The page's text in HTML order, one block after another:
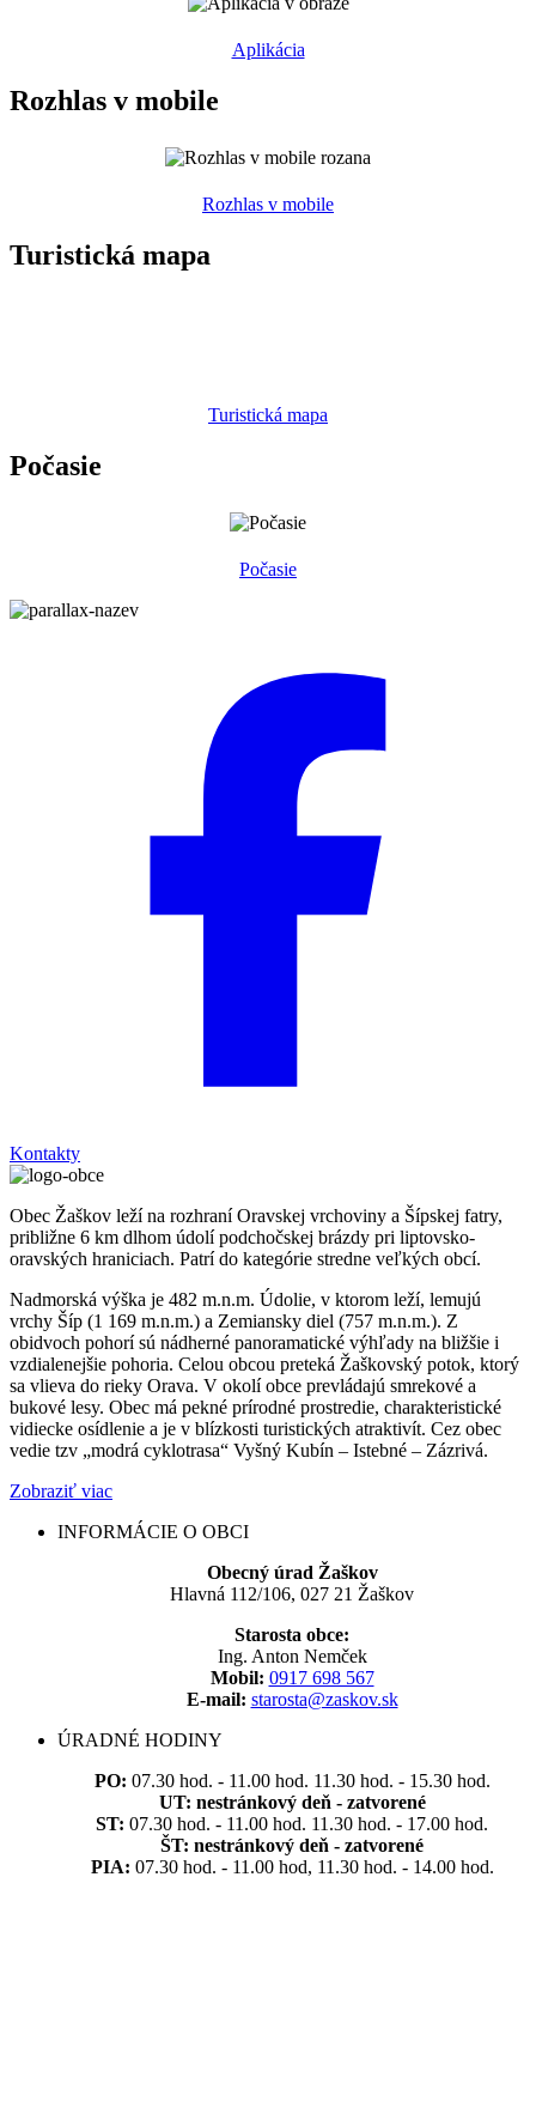
Aplikácia
Rozhlas v mobile
Rozhlas v mobile
Turistická mapa
Turistická mapa
Počasie
Počasie
Kontakty
Obec Žaškov leží na rozhraní Oravskej vrchoviny a Šípskej fatry,
približne 6 km dlhom údolí podchočskej brázdy pri liptovsko-
oravských hraniciach. Patrí do kategórie stredne veľkých obcí.
Nadmorská výška je 482 m.n.m. Údolie, v ktorom leží, lemujú
vrchy Šíp (1 169 m.n.m.) a Zemiansky diel (757 m.n.m.). Z
obidvoch pohorí sú nádherné panoramatické výhľady na bližšie i
vzdialenejšie pohoria. Celou obcou preteká Žaškovský potok, ktorý
sa vlieva do rieky Orava. V okolí obce prevládajú smrekové a
bukové lesy. Obec má pekné prírodné prostredie, charakteristické
vidiecke osídlenie a je v blízkosti turistických atraktivít. Cez obec
vedie tzv „modrá cyklotrasa“ Vyšný Kubín – Istebné – Zázrivá.
Zobraziť viac
INFORMÁCIE O OBCI
Obecný úrad Žaškov
Hlavná 112/106, 027 21 Žaškov
Starosta obce:
Ing. Anton Nemček
Mobil: 0917 698 567
E-mail: starosta@zaskov.sk
ÚRADNÉ HODINY
PO: 07.30 hod. - 11.00 hod. 11.30 hod. - 15.30 hod.
UT: nestránkový deň - zatvorené
ST: 07.30 hod. - 11.00 hod. 11.30 hod. - 17.00 hod.
ŠT: nestránkový deň - zatvorené
PIA: 07.30 hod. - 11.00 hod, 11.30 hod. - 14.00 hod.